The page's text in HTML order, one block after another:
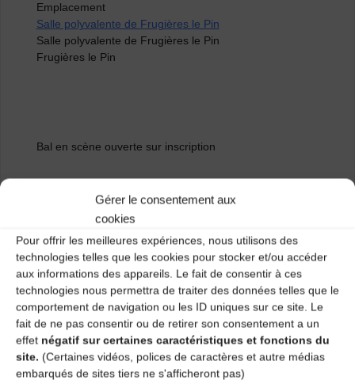
Gérer le consentement aux
cookies
Pour offrir les meilleures expériences, nous utilisons des
technologies telles que les cookies pour stocker et/ou accéder
aux informations des appareils. Le fait de consentir à ces
technologies nous permettra de traiter des données telles que le
comportement de navigation ou les ID uniques sur ce site. Le
fait de ne pas consentir ou de retirer son consentement a un
effet négatif sur certaines caractéristiques et fonctions du
site. (Certaines vidéos, polices de caractères et autre médias
embarqués de sites tiers ne s'afficheront pas)
Emplacement
Salle polyvalente de Frugières le Pin
Salle polyvalente de Frugières le Pin
Frugières le Pin
Bal en scène ouverte sur inscription
Organisation : La Cinquième Saison
Renseignements : 06 60 73 85 87 – 06 88 43 01 12
Catégories
Agenda
Stage chant & danse + Bal trad’ acoustique
(Blanlhac) – REPORTE